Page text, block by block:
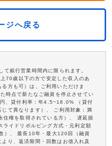
ジへ戻る
て銀行営業時間内に限られます。
70歳以下の方で安定した収入のあ
方も可）は、ご利用いただけま
時点で新たなご融資を停止させてい
、貸付利率：年4.5~18.0% （貸付
て異なります）、 ご利用対象：満
権を取得されている方）、 遅延損
イドリボルビング方式・元利定額
）、 最長10年・最大120回（融資
り、返済期間・回数はお借入れ及